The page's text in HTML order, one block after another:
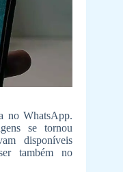
no WhatsApp.
se tornou
disponíveis
também no